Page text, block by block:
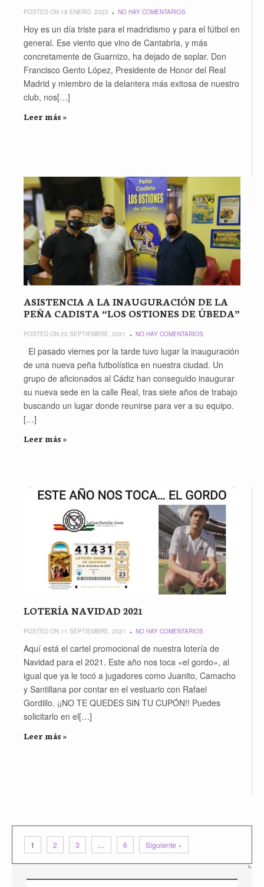
POSTED ON 18 ENERO, 2022 NO HAY COMENTARIOS
Hoy es un día triste para el madridismo y para el fútbol en
general. Ese viento que vino de Cantabria, y más
concretamente de Guarnizo, ha dejado de soplar. Don
Francisco Gento López, Presidente de Honor del Real
Madrid y miembro de la delantera más exitosa de nuestro
club, nos[…]
Leer más »
ASISTENCIA A LA INAUGURACIÓN DE LA
PEÑA CADISTA “LOS OSTIONES DE ÚBEDA”
POSTED ON 20 SEPTIEMBRE, 2021 NO HAY COMENTARIOS
El pasado viernes por la tarde tuvo lugar la inauguración
de una nueva peña futbolística en nuestra ciudad. Un
grupo de aficionados al Cádiz han conseguido inaugurar
su nueva sede en la calle Real, tras siete años de trabajo
buscando un lugar donde reunirse para ver a su equipo.
[…]
Leer más »
LOTERÍA NAVIDAD 2021
POSTED ON 11 SEPTIEMBRE, 2021 NO HAY COMENTARIOS
Aquí está el cartel promocional de nuestra lotería de
Navidad para el 2021. Este año nos toca «el gordo», al
igual que ya le tocó a jugadores como Juanito, Camacho
y Santillana por contar en el vestuario con Rafael
Gordillo. ¡¡NO TE QUEDES SIN TU CUPÓN!! Puedes
solicitarlo en el[…]
Leer más »
1 2 3 … 6 Siguiente »